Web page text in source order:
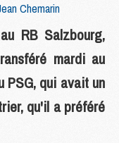
Chemarin
RB Salzbourg,
mardi au
PSG, qui avait un
qu'il a préféré